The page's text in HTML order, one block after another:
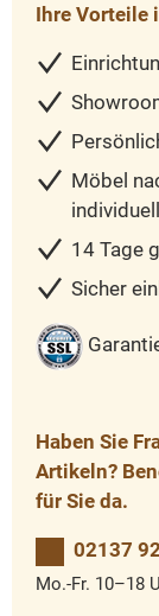
Ihre Vorteile
Möbel
14 Tage
Sicher
Haben Sie
Artikeln?
für Sie da.
02137
Mo.-Fr. 10–18